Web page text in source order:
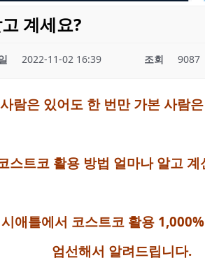
계세요?
2022-11-02 16:39 조회 9087
람은 있어도 한 번만 가본 사람
스트코 활용 방법 얼마나 알고 계
애틀에서 코스트코 활용
엄선해서 알려드립니다.